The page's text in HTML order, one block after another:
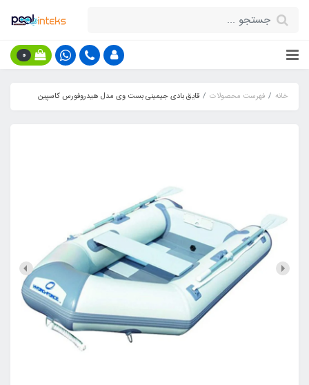
0
خانه فهرست محصولات قایق بادی جیمینی بست وی مدل هیدروفورس کاسپین